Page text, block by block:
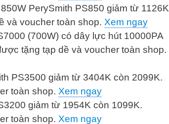
PerySmith PS850 giảm từ 1126K
và voucher toàn shop. Xem ngay
(700W) có dây lực hút 10000PA
tặng tạp dề và voucher toàn shop.
PS3500 giảm từ 3404K còn 2099K.
toàn shop. Xem ngay
giảm từ 1954K còn 1099K.
toàn shop. Xem ngay